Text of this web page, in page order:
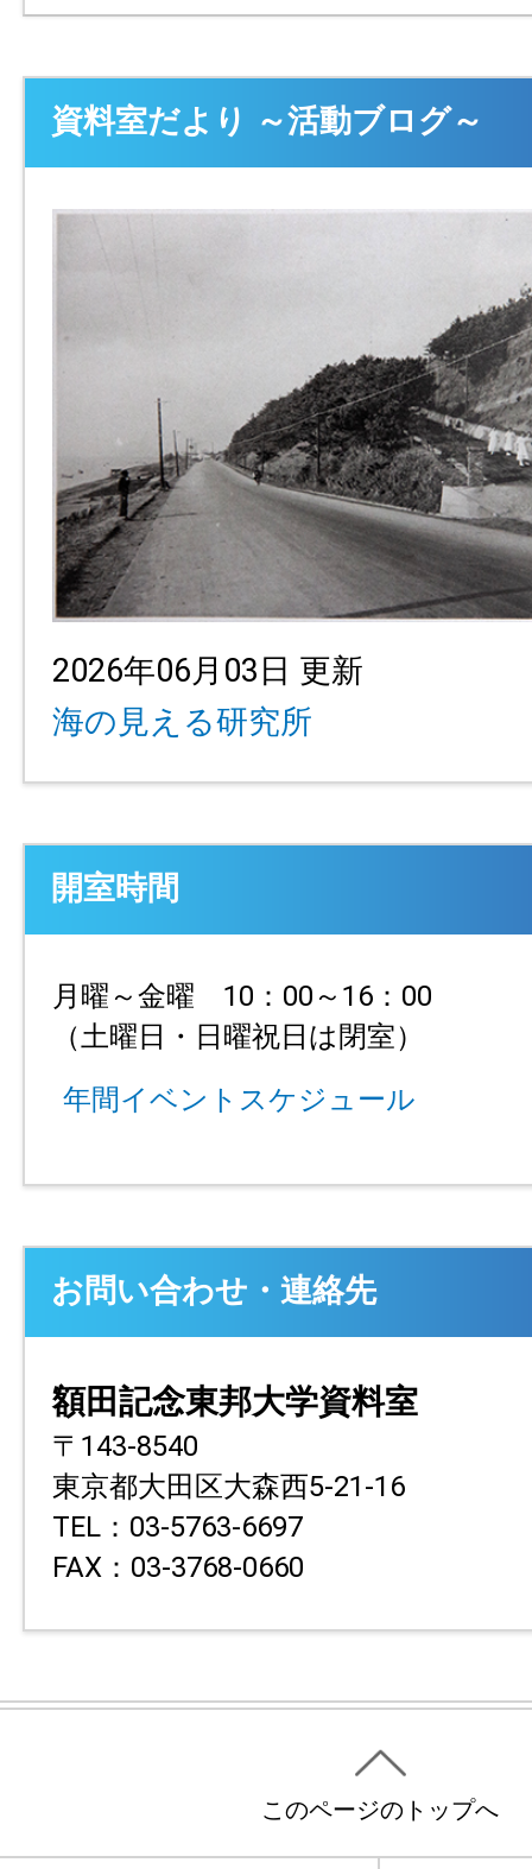
資料室だより ～活動ブログ～
2026年06月03日 更新
海の見える研究所
開室時間
月曜～金曜 10：00～16：00
（土曜日・日曜祝日は閉室）
年間イベントスケジュール
お問い合わせ・連絡先
額田記念東邦大学資料室
〒143-8540
東京都大田区大森西5-21-16
TEL：03-5763-6697
FAX：03-3768-0660
このページのトップへ